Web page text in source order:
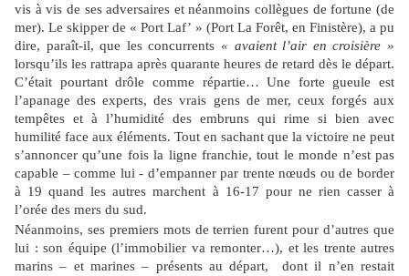
vis à vis de ses adversaires et néanmoins collègues de fortune (de
mer). Le skipper de « Port Laf’ » (Port La Forêt, en Finistère), a pu
dire, paraît-il, que les concurrents « avaient l’air en croisière »
lorsqu’ils les rattrapa après quarante heures de retard dès le départ.
C’était pourtant drôle comme répartie… Une forte gueule est
l’apanage des experts, des vrais gens de mer, ceux forgés aux
tempêtes et à l’humidité des embruns qui rime si bien avec
humilité face aux éléments. Tout en sachant que la victoire ne peut
s’annoncer qu’une fois la ligne franchie, tout le monde n’est pas
capable – comme lui - d’empanner par trente nœuds ou de border
à 19 quand les autres marchent à 16-17 pour ne rien casser à
l’orée des mers du sud.
Néanmoins, ses premiers mots de terrien furent pour d’autres que
lui : son équipe (l’immobilier va remonter…), et les trente autres
marins – et marines – présents au départ, dont il n’en restait